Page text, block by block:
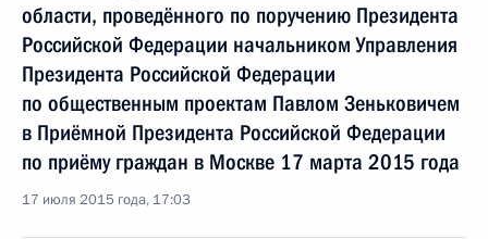
области, проведённого по поручению Президента
Российской Федерации начальником Управления
Президента Российской Федерации
по общественным проектам Павлом Зеньковичем
в Приёмной Президента Российской Федерации
по приёму граждан в Москве 17 марта 2015 года
17 июля 2015 года, 17:03